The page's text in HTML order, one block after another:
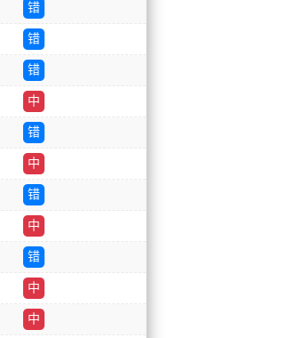
错
错
错
中
错
中
错
中
错
中
中